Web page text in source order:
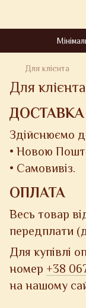
Для клієнта
Для клієнта
ДОСТАВКА
Здійснюємо
• Новою
• Самовивіз.
ОПЛАТА
Весь товар
передплати
Для купівлі
номер +38
на нашому